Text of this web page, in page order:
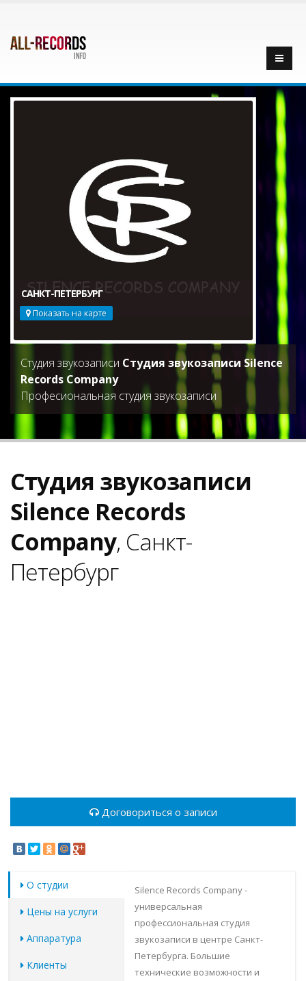
САНКТ-ПЕТЕРБУРГ
Показать на карте
Студия звукозаписи Студия звукозаписи Silence
Records Company
Професиональная студия звукозаписи
Студия звукозаписи
Silence Records
Company, Санкт-
Петербург
Договориться о записи
О студии
Цены на услуги
Аппаратура
Клиенты
Silence Records Company -
универсальная
профессиональная студия
звукозаписи в центре Санкт-
Петербурга. Большие
технические возможности и